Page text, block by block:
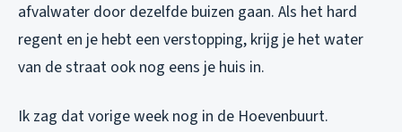
afvalwater door dezelfde buizen gaan. Als het hard
regent en je hebt een verstopping, krijg je het water
van de straat ook nog eens je huis in.
Ik zag dat vorige week nog in de Hoevenbuurt.